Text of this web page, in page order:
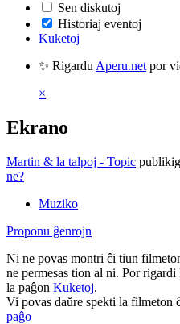
Sen diskutoj
Historiaj eventoj
Kuketoj
✨ Rigardu Aperu.net por
×
Ekrano
Martin & la talpoj - Topic
ne?
Muziko
Proponu ĝenrojn
Ni ne povas montri ĉi tiun
ne permesas tion al ni. Por
la paĝon Kuketoj.
Vi povas daŭre spekti la filmeton
paĝo